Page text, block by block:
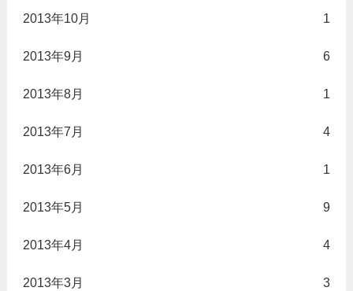
2013年10月 1
2013年9月 6
2013年8月 1
2013年7月 4
2013年6月 1
2013年5月 9
2013年4月 4
2013年3月 3